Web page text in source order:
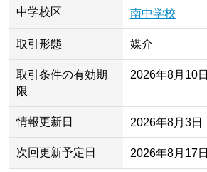
中学校区 南中学校
取引形態 媒介
取引条件の有効期
限
2026年8月10日
情報更新日 2026年8月3日
次回更新予定日 2026年8月17日